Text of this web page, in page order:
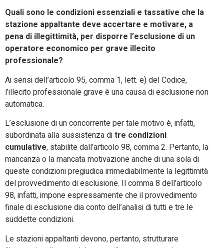
Quali sono le condizioni essenziali e tassative che la
stazione appaltante deve accertare e motivare, a
pena di illegittimità, per disporre l’esclusione di un
operatore economico per grave illecito
professionale?
Ai sensi dell’articolo 95, comma 1, lett. e) del Codice,
l’illecito professionale grave è una causa di esclusione non
automatica.
L’esclusione di un concorrente per tale motivo è, infatti,
subordinata alla sussistenza ditre condizioni
cumulative, stabilite dall’articolo 98, comma 2. Pertanto, la
mancanza o la mancata motivazione anche di una sola di
queste condizioni pregiudica irrimediabilmente la legittimità
del provvedimento di esclusione. Il comma 8 dell’articolo
98, infatti, impone espressamente che il provvedimento
finale di esclusione dia conto dell’analisi di tutti e tre le
suddette condizioni.
Le stazioni appaltanti devono, pertanto, strutturare